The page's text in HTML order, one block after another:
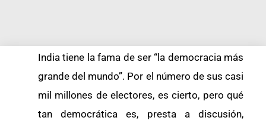
India tiene la fama de ser “la democracia más
grande del mundo”. Por el número de sus casi
mil millones de electores, es cierto, pero qué
tan democrática es, presta a discusión,